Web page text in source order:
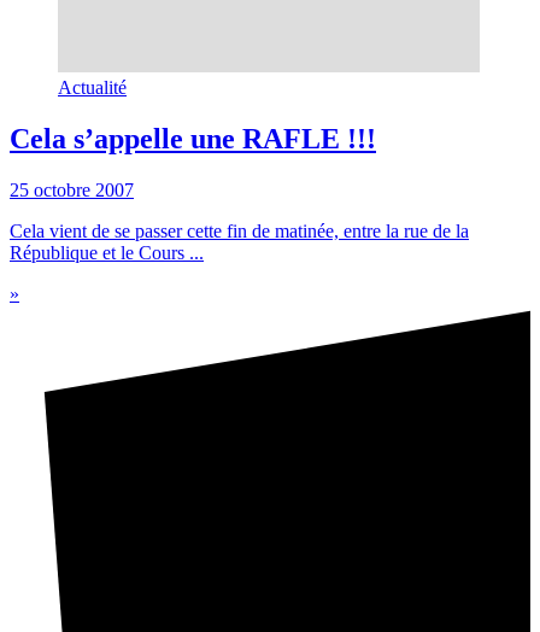
Actualité
Cela s’appelle une RAFLE !!!
25 octobre 2007
Cela vient de se passer cette fin de matinée, entre la rue de la
République et le Cours ...
»